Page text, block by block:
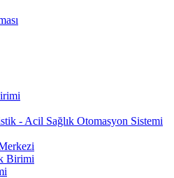
- Acil Sağlık Otomasyon Sistemi
Birimi